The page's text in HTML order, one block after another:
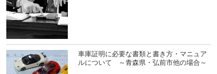
車庫証明に必要な書類と書き方・マニュア
ルについて ～青森県・弘前市他の場合～